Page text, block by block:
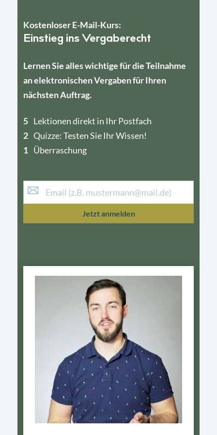
Kostenloser E-Mail-Kurs:
Einstieg ins Vergaberecht
Lernen Sie alles wichtige für die Teilnahme
an elektronischen Vergaben für Ihren
nächsten Auftrag.
5 Lektionen direkt in Ihr Postfach
2 Quizze: Testen Sie Ihr Wissen!
1 Überraschung
4
1
Jetzt anmelden